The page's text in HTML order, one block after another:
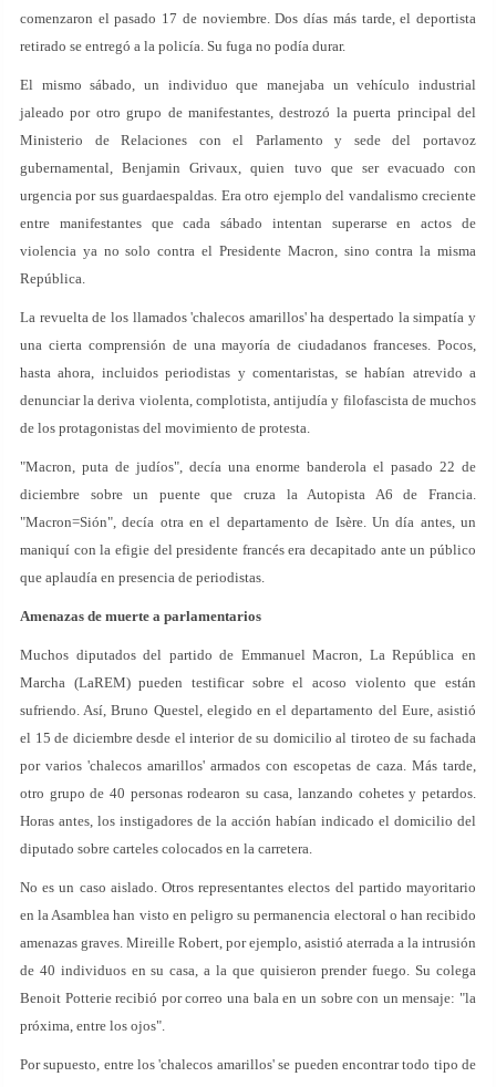
comenzaron el pasado 17 de noviembre. Dos días más tarde, el deportista
retirado se entregó a la policía. Su fuga no podía durar.
El mismo sábado, un individuo que manejaba un vehículo industrial
jaleado por otro grupo de manifestantes, destrozó la puerta principal del
Ministerio de Relaciones con el Parlamento y sede del portavoz
gubernamental, Benjamin Grivaux, quien tuvo que ser evacuado con
urgencia por sus guardaespaldas. Era otro ejemplo del vandalismo creciente
entre manifestantes que cada sábado intentan superarse en actos de
violencia ya no solo contra el Presidente Macron, sino contra la misma
República.
La revuelta de los llamados 'chalecos amarillos' ha despertado la simpatía y
una cierta comprensión de una mayoría de ciudadanos franceses. Pocos,
hasta ahora, incluidos periodistas y comentaristas, se habían atrevido a
denunciar la deriva violenta, complotista, antijudía y filofascista de muchos
de los protagonistas del movimiento de protesta.
"Macron, puta de judíos", decía una enorme banderola el pasado 22 de
diciembre sobre un puente que cruza la Autopista A6 de Francia.
"Macron=Sión", decía otra en el departamento de Isère. Un día antes, un
maniquí con la efigie del presidente francés era decapitado ante un público
que aplaudía en presencia de periodistas.
Amenazas de muerte a parlamentarios
Muchos diputados del partido de Emmanuel Macron, La República en
Marcha (LaREM) pueden testificar sobre el acoso violento que están
sufriendo. Así, Bruno Questel, elegido en el departamento del Eure, asistió
el 15 de diciembre desde el interior de su domicilio al tiroteo de su fachada
por varios 'chalecos amarillos' armados con escopetas de caza. Más tarde,
otro grupo de 40 personas rodearon su casa, lanzando cohetes y petardos.
Horas antes, los instigadores de la acción habían indicado el domicilio del
diputado sobre carteles colocados en la carretera.
No es un caso aislado. Otros representantes electos del partido mayoritario
en la Asamblea han visto en peligro su permanencia electoral o han recibido
amenazas graves. Mireille Robert, por ejemplo, asistió aterrada a la intrusión
de 40 individuos en su casa, a la que quisieron prender fuego. Su colega
Benoit Potterie recibió por correo una bala en un sobre con un mensaje: "la
próxima, entre los ojos".
Por supuesto, entre los 'chalecos amarillos' se pueden encontrar todo tipo de